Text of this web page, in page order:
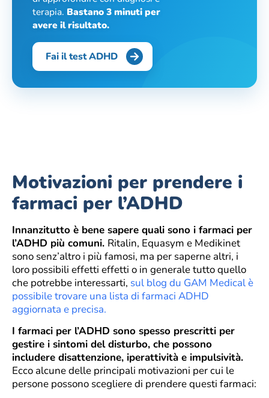
terapia. Bastano 3 minuti per
avere il risultato.
Fai il test ADHD
Motivazioni per prendere i
farmaci per l’ADHD
Innanzitutto è bene sapere quali sono i farmaci per
l’ADHD più comuni. Ritalin, Equasym e Medikinet
sono senz’altro i più famosi, ma per saperne altri, i
loro possibili effetti effetti o in generale tutto quello
che potrebbe interessarti, sul blog du GAM Medical è
possibile trovare una lista di farmaci ADHD
aggiornata e precisa.
I farmaci per l’ADHD sono spesso prescritti per
gestire i sintomi del disturbo, che possono
includere disattenzione, iperattività e impulsività.
Ecco alcune delle principali motivazioni per cui le
persone possono scegliere di prendere questi farmaci: